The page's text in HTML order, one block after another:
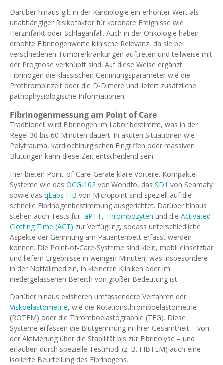
Darüber hinaus gilt in der Kardiologie ein erhöhter Wert als
unabhängiger Risikofaktor für koronare Ereignisse wie
Herzinfarkt oder Schlaganfall. Auch in der Onkologie haben
erhöhte Fibrinogenwerte klinische Relevanz, da sie bei
verschiedenen Tumorerkrankungen auftreten und teilweise mit
der Prognose verknüpft sind. Auf diese Weise ergänzt
Fibrinogen die klassischen Gerinnungsparameter wie die
Prothrombinzeit oder die D-Dimere und liefert zusätzliche
pathophysiologische Informationen.
Fibrinogenmessung am Point of Care
Traditionell wird Fibrinogen im Labor bestimmt, was in der
Regel 30 bis 60 Minuten dauert. In akuten Situationen wie
Polytrauma, kardiochirurgischen Eingriffen oder massiven
Blutungen kann diese Zeit entscheidend sein.
Hier bieten Point-of-Care-Geräte klare Vorteile. Kompakte
Systeme wie das OCG-102 von Wondfo, das SD1 von Seamaty
sowie das qLabs FIB von Micropoint sind speziell auf die
schnelle Fibrinogenbestimmung ausgerichtet. Darüber hinaus
stehen auch Tests für aPTT, Thrombozyten und die Activated
Clotting Time (ACT) zur Verfügung, sodass unterschiedliche
Aspekte der Gerinnung am Patientenbett erfasst werden
können. Die Point-of-Care-Systeme sind klein, mobil einsetzbar
und liefern Ergebnisse in wenigen Minuten, was insbesondere
in der Notfallmedizin, in kleineren Kliniken oder im
niedergelassenen Bereich von großer Bedeutung ist.
Darüber hinaus existieren umfassendere Verfahren der
Viskoelastometrie, wie die Rotationsthromboelastometrie
(ROTEM) oder die Thromboelastographie (TEG). Diese
Systeme erfassen die Blutgerinnung in ihrer Gesamtheit – von
der Aktivierung über die Stabilität bis zur Fibrinolyse – und
erlauben durch spezielle Testmodi (z. B. FIBTEM) auch eine
isolierte Beurteilung des Fibrinogens.